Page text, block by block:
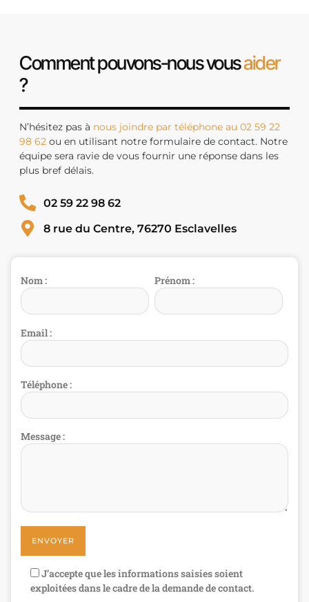
Comment pouvons-nous vousaider
?
N’hésitez pas à nous joindre par téléphone au 02 59 22
98 62 ou en utilisant notre formulaire de contact. Notre
équipe sera ravie de vous fournir une réponse dans les
plus bref délais.
02 59 22 98 62
8 rue du Centre, 76270 Esclavelles
Nom : Prénom :
Email :
Téléphone :
Message :
J’accepte que les informations saisies soient
exploitées dans le cadre de la demande de contact.